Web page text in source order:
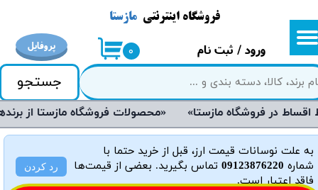
جستجو
۰ ورود / ثبت نام
حساب کاربری من
تغییر گذر واژه
سفارشات
خروج از حساب کاربری
فروشگاه اینترنتی مازستا
«محصولات فروشگاه مازستا از برندهای معتبر و روز دنیا می‌باشند و دارای گارانتی هستند»
به علت نوسانات قیمت ارز، قبل از خرید حتما با
شماره 09123876220تماس بگیرید. بعضی از قیمت‌ها
فاقد اعتبار است.
رد کردن
پروفایل